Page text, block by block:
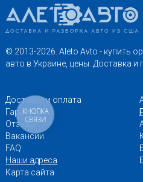
© 2013-2026. Aleto Avto - купить
авто в Украине, цены. Доставка
Доставка и оплата
Гарантии
Отзывы
Вакансии
FAQ
Наши адреса
Карта сайта
КНОПКА
СВЯЗИ